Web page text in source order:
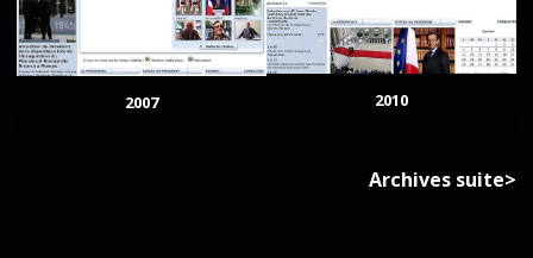
2007 2010
Archives suite>